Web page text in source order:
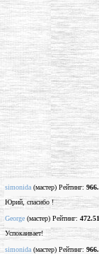
simonida (мастер) Рейтинг:
Юрий, спасибо !
George (мастер) Рейтинг: 472.51
Успокаивает!
simonida (мастер) Рейтинг: